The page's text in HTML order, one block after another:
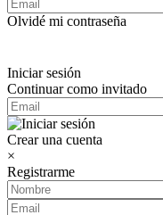
Olvidé mi contraseña
Iniciar sesión
Continuar como invitado
Crear una cuenta
×
Registrarme